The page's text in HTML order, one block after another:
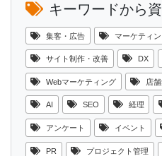
キーワードから
集客・広告 マーケティ
サイト制作・改善 DX
Webマーケティング 店
AI SEO 経理
アンケート イベント
PR プロジェクト管理